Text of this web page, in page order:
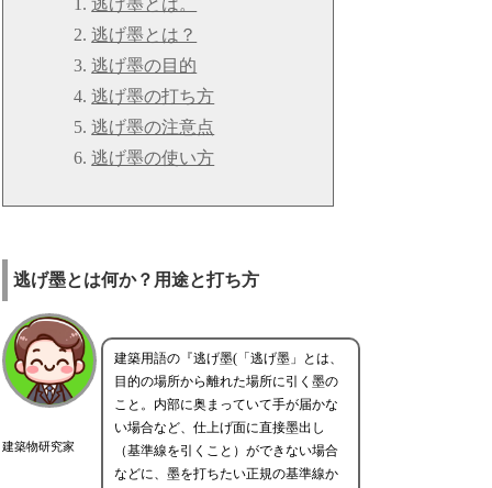
逃げ墨とは。
逃げ墨とは？
逃げ墨の目的
逃げ墨の打ち方
逃げ墨の注意点
逃げ墨の使い方
逃げ墨とは何か？用途と打ち方
建築物研究家
建築用語の『逃げ墨(「逃げ墨」とは、
目的の場所から離れた場所に引く墨の
こと。内部に奥まっていて手が届かな
い場合など、仕上げ面に直接墨出し
（基準線を引くこと）ができない場合
などに、墨を打ちたい正規の基準線か